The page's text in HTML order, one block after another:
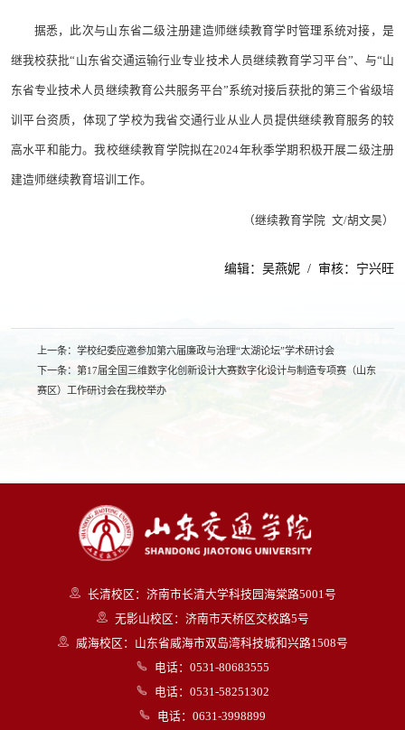
据悉，此次与山东省二级注册建造师继续教育学时管理系统对接，是
继我校获批“山东省交通运输行业专业技术人员继续教育学习平台”、与“山
东省专业技术人员继续教育公共服务平台”系统对接后获批的第三个省级培
训平台资质，体现了学校为我省交通行业从业人员提供继续教育服务的较
高水平和能力。我校继续教育学院拟在2024年秋季学期积极开展二级注册
建造师继续教育培训工作。
（继续教育学院 文/胡文昊）
编辑：吴燕妮 / 审核：宁兴旺
上一条： 学校纪委应邀参加第六届廉政与治理“太湖论坛”学术研讨会
下一条： 第17届全国三维数字化创新设计大赛数字化设计与制造专项赛（山东
赛区）工作研讨会在我校举办
长清校区：济南市长清大学科技园海棠路5001号
无影山校区：济南市天桥区交校路5号
威海校区：山东省威海市双岛湾科技城和兴路1508号
电话：0531-80683555
电话：0531-58251302
电话：0631-3998899